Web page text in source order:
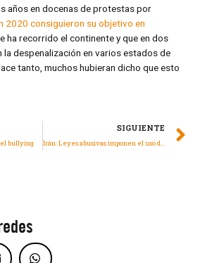
años en docenas de protestas por
2020 consiguieron su objetivo en
ha recorrido el continente y que en dos
la despenalización en varios estados de
tanto, muchos hubieran dicho que esto
el bullying
SIGUIENTE
Irán: Leyes abusivas imponen el uso del velo y someten la vida de las mujeres a control policial